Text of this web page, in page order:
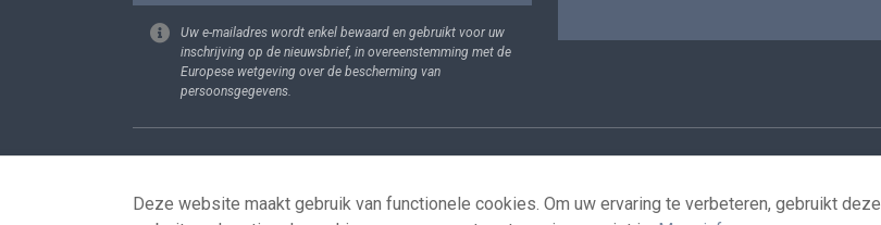
Uw e-mailadres wordt enkel bewaard en gebruikt voor uw
inschrijving op de nieuwsbrief, in overeenstemming met de
Europese wetgeving over de bescherming van
persoonsgegevens.
Footer
Deze website maakt gebruik van functionele cookies. Om uw ervaring te verbeteren, gebruikt deze